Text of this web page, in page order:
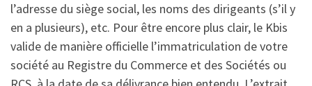
l’adresse du siège social, les noms des dirigeants (s’il y
en a plusieurs), etc. Pour être encore plus clair, le Kbis
valide de manière officielle l’immatriculation de votre
société au Registre du Commerce et des Sociétés ou